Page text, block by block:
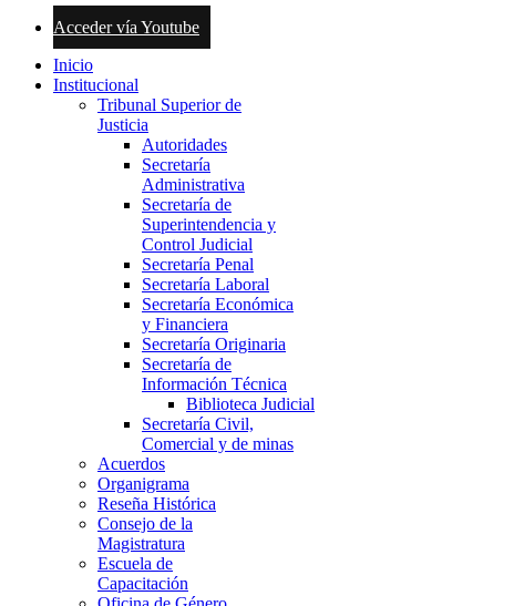
Acceder vía Youtube
Inicio
Institucional
Tribunal Superior de
Justicia
Autoridades
Secretaría
Administrativa
Secretaría de
Superintendencia y
Control Judicial
Secretaría Penal
Secretaría Laboral
Secretaría Económica
y Financiera
Secretaría Originaria
Secretaría de
Información Técnica
Biblioteca Judicial
Secretaría Civil,
Comercial y de minas
Acuerdos
Organigrama
Reseña Histórica
Consejo de la
Magistratura
Escuela de
Capacitación